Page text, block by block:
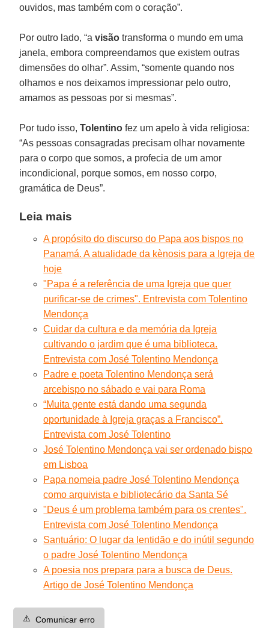
ouvidos, mas também com o coração”.
Por outro lado, “avisão transforma o mundo em uma
janela, embora compreendamos que existem outras
dimensões do olhar”. Assim, “somente quando nos
olhamos e nos deixamos impressionar pelo outro,
amamos as pessoas por si mesmas”.
Por tudo isso,Tolentino fez um apelo à vida religiosa:
“As pessoas consagradas precisam olhar novamente
para o corpo que somos, a profecia de um amor
incondicional, porque somos, em nosso corpo,
gramática de Deus”.
Leia mais
A propósito do discurso do Papa aos bispos no
Panamá. A atualidade da kènosis para a Igreja de
hoje
"Papa é a referência de uma Igreja que quer
purificar-se de crimes". Entrevista com Tolentino
Mendonça
Cuidar da cultura e da memória da Igreja
cultivando o jardim que é uma biblioteca.
Entrevista com José Tolentino Mendonça
Padre e poeta Tolentino Mendonça será
arcebispo no sábado e vai para Roma
“Muita gente está dando uma segunda
oportunidade à Igreja graças a Francisco”.
Entrevista com José Tolentino
José Tolentino Mendonça vai ser ordenado bispo
em Lisboa
Papa nomeia padre José Tolentino Mendonça
como arquivista e bibliotecário da Santa Sé
"Deus é um problema também para os crentes".
Entrevista com José Tolentino Mendonça
Santuário: O lugar da lentidão e do inútil segundo
o padre José Tolentino Mendonça
A poesia nos prepara para a busca de Deus.
Artigo de José Tolentino Mendonça
⚠️ Comunicar erro